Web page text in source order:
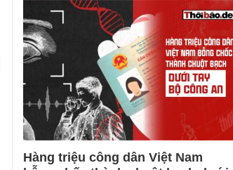
Hàng triệu công dân Việt Nam